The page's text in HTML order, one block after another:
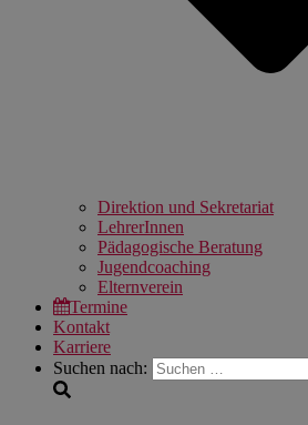
Direktion und Sekretariat
LehrerInnen
Pädagogische Beratung
Jugendcoaching
Elternverein
Termine
Kontakt
Karriere
Suchen nach: